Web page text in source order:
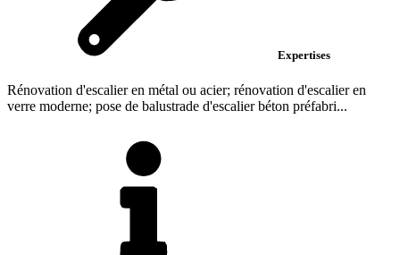
Expertises
Rénovation d'escalier en métal ou acier; rénovation d'escalier en
verre moderne; pose de balustrade d'escalier béton préfabri...